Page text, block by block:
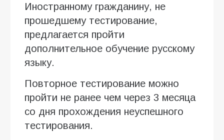
Иностранному гражданину, не
прошедшему тестирование,
предлагается пройти
дополнительное обучение русскому
языку.
Повторное тестирование можно
пройти не ранее чем через 3 месяца
со дня прохождения неуспешного
тестирования.